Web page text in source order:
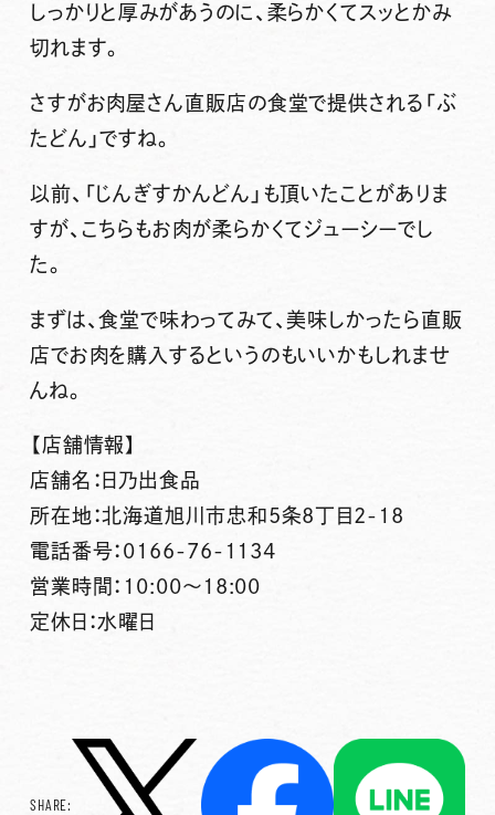
しっかりと厚みがあうのに、柔らかくてスッとかみ
切れます。
さすがお肉屋さん直販店の食堂で提供される 「ぶ
たどん」ですね。
以前、「じんぎすかんどん」も頂いたことがありま
すが、こちらもお肉が柔らかくてジューシーでし
た。
まずは、食堂で味わってみて、美味しかったら直販
店でお肉を購入するというのもいいかもしれませ
んね。
【店舗情報】
店舗名：日乃出食品
所在地：北海道旭川市忠和5条8丁目2-18
電話番号：0166-76-1134
営業時間：10:00～18:00
定休日：水曜日
SHARE: